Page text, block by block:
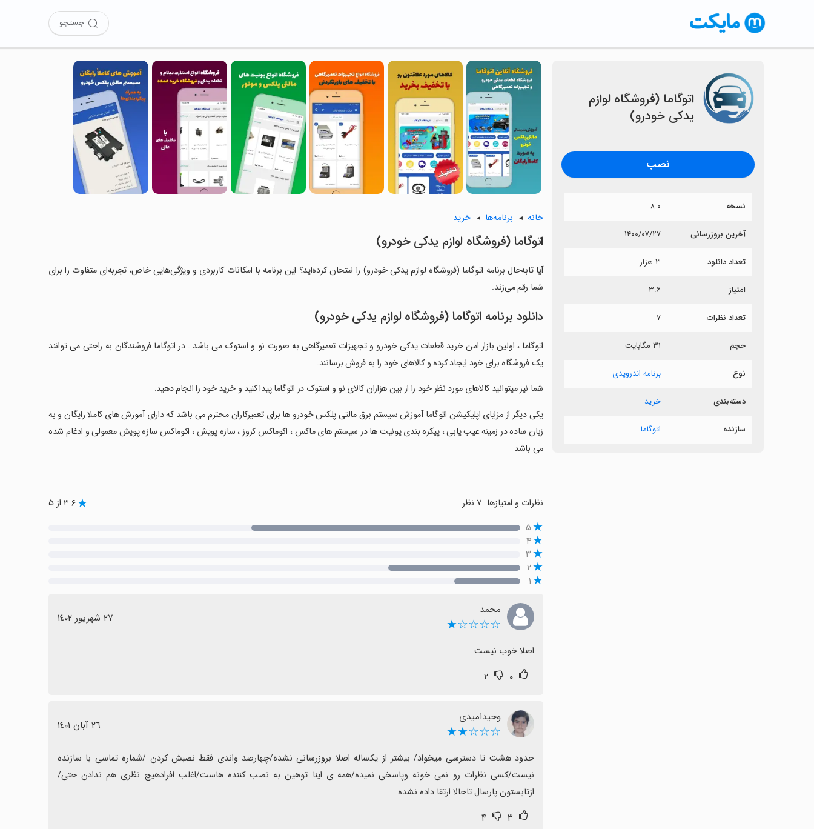
جستجو
اتوگاما (فروشگاه لوازم
یدکی خودرو)
نصب
نسخه ۸.۰
آخرین بروزرسانی ۱۴۰۰/۰۷/۲۷
تعداد دانلود ۳ هزار
امتیاز ۳.۶
تعداد نظرات ۷
حجم ۳۱ مگابایت
نوع برنامه اندرویدی
دسته‌بندی خرید
سازنده اتوگاما
خانه برنامه‌ها خرید
اتوگاما (فروشگاه لوازم یدکی خودرو)
آیا تابه‌حال برنامه اتوگاما (فروشگاه لوازم یدکی خودرو) را امتحان کرده‌اید؟ این برنامه با امکانات کاربردی و ویژگی‌هایی خاص، تجربه‌ای متفاوت را برای
شما رقم می‌زند.
دانلود برنامه اتوگاما (فروشگاه لوازم یدکی خودرو)
اتوگاما ، اولین بازار امن خرید قطعات یدکی خودرو و تجهیزات تعمیرگاهی به صورت نو و استوک می باشد . در اتوگاما فروشندگان به راحتی می توانند
یک فروشگاه برای خود ایجاد کرده و کالاهای خود را به فروش برسانند.
‏شما نیز میتوانید کالاهای مورد نظر خود را از بین هزاران کالای نو و استوک در اتوگاما پیدا کنید و خرید خود را انجام دهید.
‏یکی دیگر از مزایای اپلیکیشن اتوگاما آموزش سیستم برق مالتی ‌پلکس خودرو ها برای تعمیرکاران محترم می باشد که دارای آموزش های کاملا رایگان و به
زبان ساده در زمینه عیب یابی ، پیکره بندی یونیت ها در سیستم های ماکس ، اکوماکس کروز ، سازه پویش ، اکوماکس سازه پویش معمولی و ادغام شده
می باشد
نظرات و امتیازها ۷ نظر ۳.۶ از ۵
۵
۴
۳
۲
۱
محمد
☆☆☆☆★ ٢٧ شهریور ١٤٠٢
اصلا خوب نیست
۰ ۲
وحیدامیدی
☆☆☆★★ ٢٦ آبان ١٤٠١
ازتابستون پارسال تاحالا ارتقا داده نشده
۳ ۴